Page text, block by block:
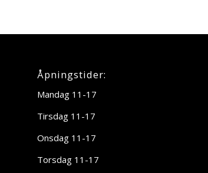
Åpningstider:
Mandag 11-17
Tirsdag 11-17
Onsdag 11-17
Torsdag 11-17